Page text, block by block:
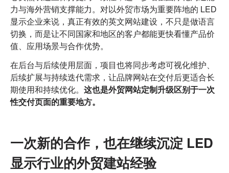
力与海外营销支撑能力。对以外贸市场为重要阵地的 LED
显示企业来说，真正有效的英文网站建设，不只是做语言
切换，而是让不同国家和地区的客户都能更快看懂产品价
值、应用场景与合作优势。
在后台与后续使用层面，项目也将同步考虑可视化维护、
后续扩展与持续迭代需求，让品牌网站在交付后更适合长
期使用和持续优化。 这也是外贸网站定制升级区别于一次
性交付页面的重要地方。
一次新的合作，也在继续沉淀 LED
显示行业的外贸建站经验